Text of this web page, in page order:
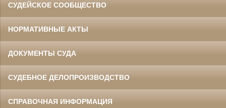
СУДЕЙСКОЕ СООБЩЕСТВО
НОРМАТИВНЫЕ АКТЫ
ДОКУМЕНТЫ СУДА
СУДЕБНОЕ ДЕЛОПРОИЗВОДСТВО
СПРАВОЧНАЯ ИНФОРМАЦИЯ